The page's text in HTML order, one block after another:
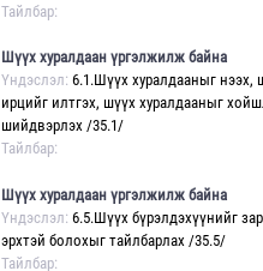
Тайлбар:
Шүүх хуралдаан үргэлжилж байна
Үндэслэл: 6.1.Шүүх хуралдааныг нээх,
ирцийг илтгэх, шүүх хуралдааныг
шийдвэрлэх /35.1/
Тайлбар:
Шүүх хуралдаан үргэлжилж байна
Үндэслэл: 6.5.Шүүх бүрэлдэхүүнийг
эрхтэй болохыг тайлбарлах /35.5/
Тайлбар: